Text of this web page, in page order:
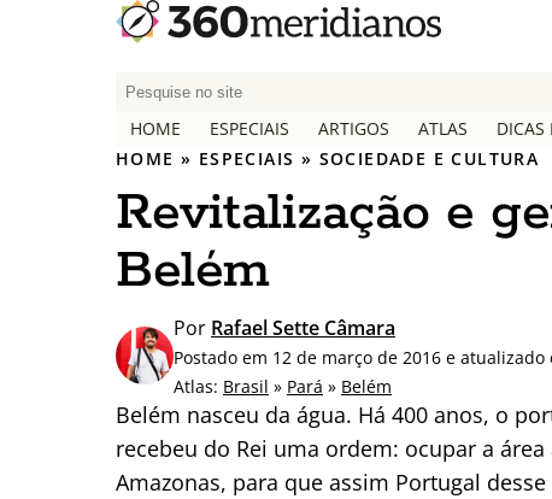
P
q
u
i
s
a
p
o
r
:
HOME ESPECIAIS ARTIGOS ATLAS DICAS
HOME » ESPECIAIS » SOCIEDADE E CULTURA
Revitalização e
Belém
Por Rafael Sette Câmara
Postado em 12 de março de 2016 e
Atlas: Brasil » Pará » Belém
Belém nasceu da água. Há 400 anos, o
recebeu do Rei uma ordem: ocupar a
Amazonas, para que assim Portugal